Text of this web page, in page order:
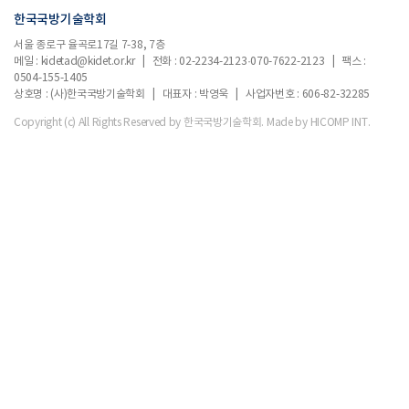
한국국방기술학회
서울 종로구 율곡로17길 7-38, 7층
메일 : kidetad@kidet.or.kr | 전화 : 02-2234-2123·070-7622-2123 | 팩스 :
0504-155-1405
상호명 : (사)한국국방기술학회 | 대표자 : 박영욱 | 사업자번호 : 606-82-32285
Copyright (c) All Rights Reserved by 한국국방기술학회. Made by HICOMP INT.